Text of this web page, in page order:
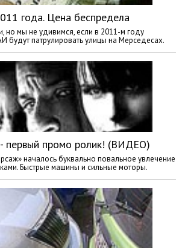
года. Цена беспредела
но мы не удивимся, если в 2011-м году
будут патрулировать улицы на Мерседесах.
первый промо ролик! (ВИДЕО)
началось буквально повальное увлечение
Быстрые машины и сильные моторы.